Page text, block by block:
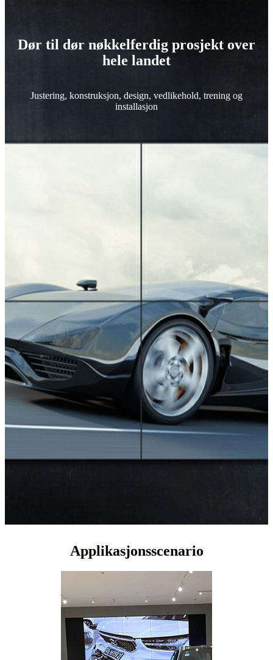
Dør til dør nøkkelferdig prosjekt over
hele landet
Justering, konstruksjon, design, vedlikehold, trening og
installasjon
Applikasjonsscenario